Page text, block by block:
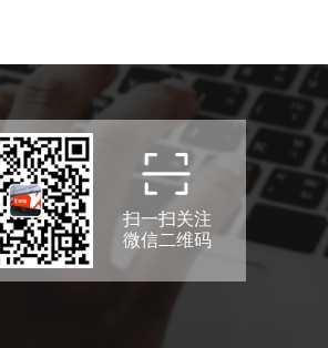
扫一扫关注
微信二维码